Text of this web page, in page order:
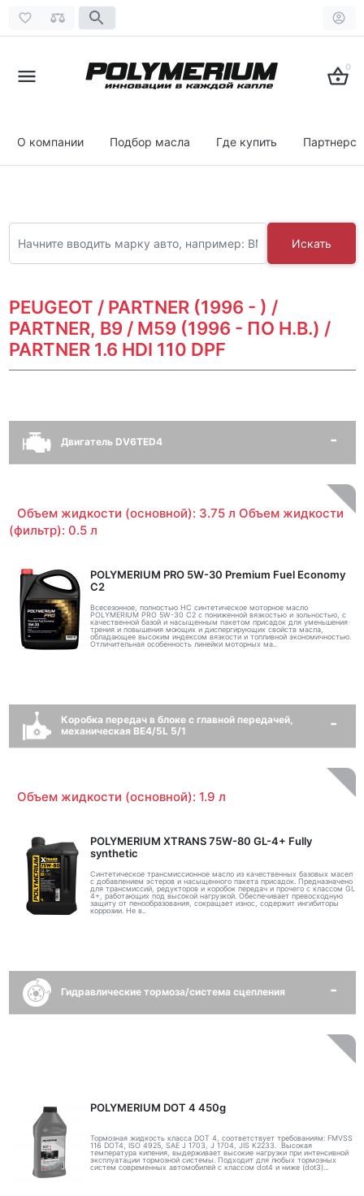
0
О компании Подбор масла Где купить
Искать
PEUGEOT / PARTNER (1996 - ) /
PARTNER, B9 / M59 (1996 - ПО Н.В.) /
PARTNER 1.6 HDI 110 DPF
Двигатель DV6TED4
Объем жидкости (основной): 3.75 л Объем жидкости
(фильтр): 0.5 л
POLYMERIUM PRO 5W-30 Premium Fuel Economy
С2
Всесезонное, полностью HC синтетическое моторное масло
POLYMERIUM PRO 5W-30 C2 с пониженной вязкостью и зольностью, с
качественной базой и насыщенным пакетом присадок для уменьшения
трения и повышения моющих и диспергирующих свойств масла,
обладающее высоким индексом вязкости и топливной экономичностью.
Отличительная особенность линейки моторных ма..
Коробка передач в блоке с главной передачей,
механическая BE4/5L 5/1
Объем жидкости (основной): 1.9 л
POLYMERIUM XTRANS 75W-80 GL-4+ Fully
synthetic
Синтетическое трансмиссионное масло из качественных базовых масел
с добавлением эстеров и насыщенного пакета присадок. Предназначено
для трансмиссий, редукторов и коробок передач и прочего с классом GL
4+, работающих под высокой нагрузкой. Обеспечивает превосходную
защиту от пенообразования, сокращает износ, содержит ингибиторы
коррозии. Не в..
Гидравлические тормоза/система сцепления
POLYMERIUM DOT 4 450g
Тормозная жидкость класса DOT 4, соответствует требованиям: FMVSS
116 DOT4, ISO 4925, SAE J 1703, J 1704, JIS K2233. Высокая
температура кипения, выдерживает высокие нагрузки при интенсивной
эксплуатации тормозной системы. Подходит для любых тормозных
систем современных автомобилей с классом dot4 и ниже (dot3)...